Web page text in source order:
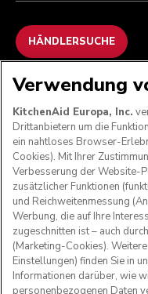
HÄNDLERSUCHE
WIR
Verwendung
KitchenAid Europa, Inc.
Drittanbietern um die
ein nahtloses Browser-
Cookies). Mit Ihrer
Verbesserung der Website-
zusätzlicher Funktionen
und Reichweitenmessung
Werbung, die auf Ihre
zugeschnitten ist – auch
(Marketing-Cookies).
Einstellungen) finden Sie in
Informationen darüber, wie